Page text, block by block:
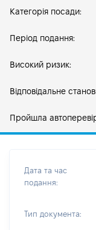
Категорія посади:
Період подання:
Високий ризик:
Відповідальне
Пройшла
Дата та час
подання:
Тип документа: